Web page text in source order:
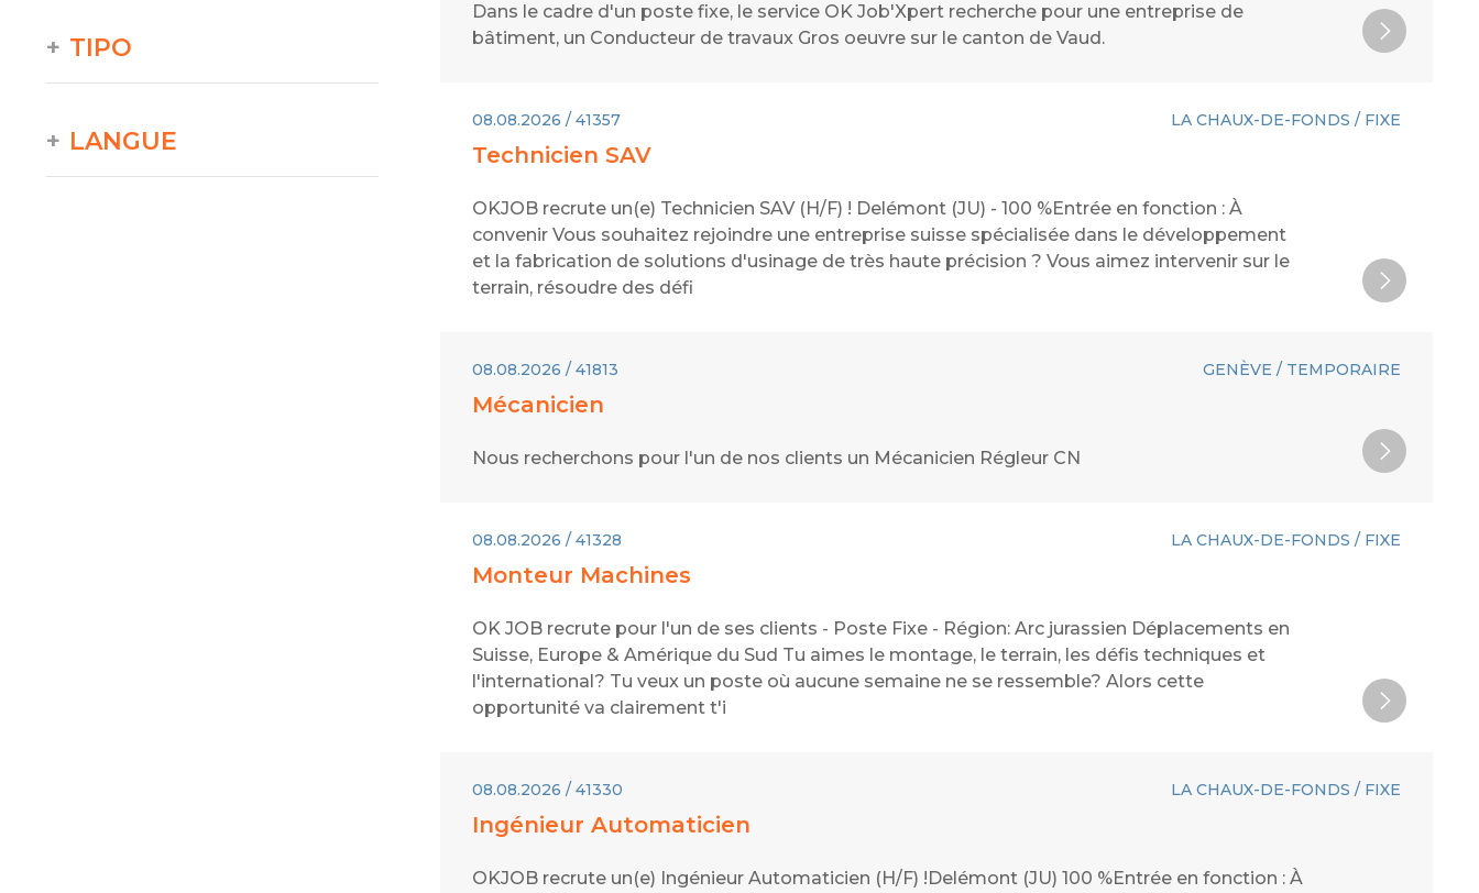
Dans le cadre d'un poste fixe, le service OK Job'Xpert recherche pour une entreprise de
bâtiment, un Conducteur de travaux Gros oeuvre sur le canton de Vaud.
08.08.2026 / 41357 LA CHAUX-DE-FONDS / FIXE
Technicien SAV
OKJOB recrute un(e) Technicien SAV (H/F) ! Delémont (JU) - 100 %Entrée en fonction : À
convenir Vous souhaitez rejoindre une entreprise suisse spécialisée dans le développement
et la fabrication de solutions d'usinage de très haute précision ? Vous aimez intervenir sur le
terrain, résoudre des défi
08.08.2026 / 41813 GENÈVE / TEMPORAIRE
Mécanicien
Nous recherchons pour l'un de nos clients un Mécanicien Régleur CN
08.08.2026 / 41328 LA CHAUX-DE-FONDS / FIXE
Monteur Machines
OK JOB recrute pour l'un de ses clients - Poste Fixe - Région: Arc jurassien Déplacements en
Suisse, Europe & Amérique du Sud Tu aimes le montage, le terrain, les défis techniques et
l'international? Tu veux un poste où aucune semaine ne se ressemble? Alors cette
opportunité va clairement t'i
08.08.2026 / 41330 LA CHAUX-DE-FONDS / FIXE
Ingénieur Automaticien
OKJOB recrute un(e) Ingénieur Automaticien (H/F) !Delémont (JU) 100 %Entrée en fonction : À
TIPO
LANGUE